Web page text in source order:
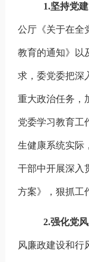
1.坚持党建
公厅《关于在全
教育的通知》以
求，委党委把深
重大政治任务，
党委学习教育工
生健康系统实际
干部中开展深入
方案》，狠抓工
2.强化党风
风廉政建设和行